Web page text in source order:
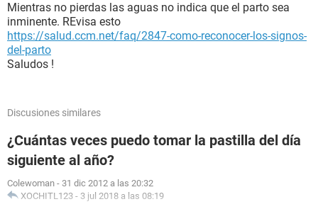
Mientras no pierdas las aguas no indica que el parto sea
inminente. REvisa esto
https://salud.ccm.net/faq/2847-como-reconocer-los-signos-
del-parto
Saludos !
Discusiones similares
¿Cuántas veces puedo tomar la pastilla del día
siguiente al año?
Colewoman - 31 dic 2012 a las 20:32
XOCHITL123 - 3 jul 2018 a las 08:19